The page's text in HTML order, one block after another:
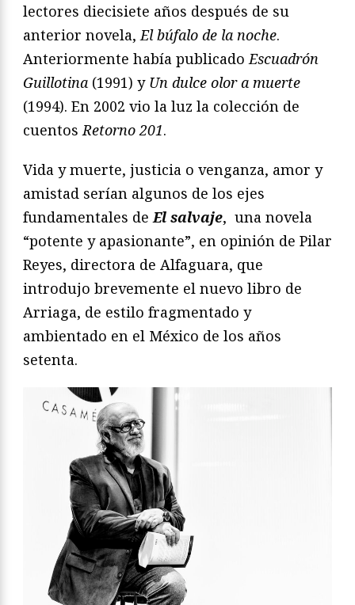
lectores diecisiete años después de su
anterior novela,El búfalo de la noche.
Anteriormente había publicadoEscuadrón
Guillotina (1991) y Un dulce olor a muerte
(1994). En 2002 vio la luz la colección de
cuentosRetorno 201.
Vida y muerte, justicia o venganza, amor y
amistad serían algunos de los ejes
fundamentales deEl salvaje, una novela
“potente y apasionante”, en opinión de Pilar
Reyes, directora de Alfaguara, que
introdujo brevemente el nuevo libro de
Arriaga, de estilo fragmentado y
ambientado en el México de los años
setenta.